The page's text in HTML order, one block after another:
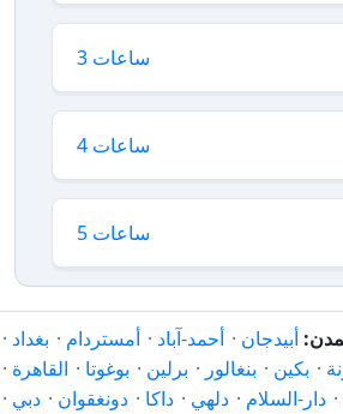
3 ساعات
4 ساعات
5 ساعات
أبيدجان · أحمد-آباد · أمستردام · بغداد ·
· بكين · بنغالور · برلين · بوغوتا · القاهرة ·
· دار-السلام · دلهي · داكا · دونغقوان · دبي ·